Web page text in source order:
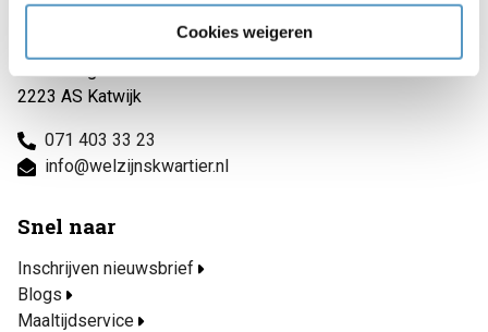
Cookies weigeren
2223 AS Katwijk
071 403 33 23
info@welzijnskwartier.nl
Snel naar
Inschrijven nieuwsbrief
Blogs
Maaltijdservice